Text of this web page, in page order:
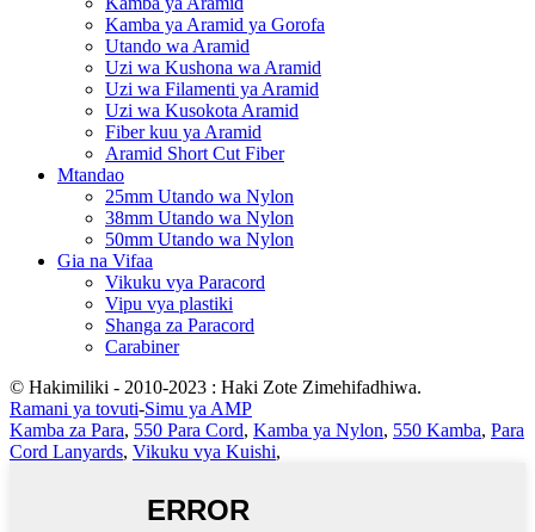
Kamba ya Aramid ya Gorofa
Utando wa Aramid
Uzi wa Kushona wa Aramid
Uzi wa Filamenti ya Aramid
Uzi wa Kusokota Aramid
Fiber kuu ya Aramid
Aramid Short Cut Fiber
Mtandao
25mm Utando wa Nylon
38mm Utando wa Nylon
50mm Utando wa Nylon
Gia na Vifaa
Vikuku vya Paracord
Vipu vya plastiki
Shanga za Paracord
Carabiner
© Hakimiliki - 2010-2023 : Haki Zote Zimehifadhiwa.
Ramani ya tovuti-Simu ya AMP
Kamba za Para, 550 Para Cord, Kamba ya Nylon, 550 Kamba, Para
Cord Lanyards, Vikuku vya Kuishi,